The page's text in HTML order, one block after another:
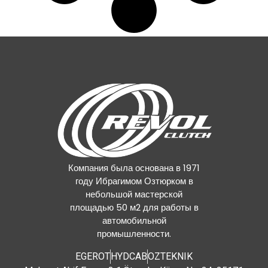
Компания была основана в 1971
году Ибрагимом Озтюрком в
небольшой мастерской
площадью 50 м2 для работы в
автомобильной
промышленности.
EGEROTHYDCABOZTEKNIK